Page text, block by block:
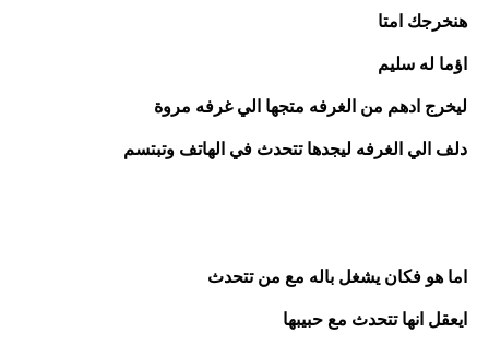
هنخرجك امتا
اؤما له سليم
ليخرج ادهم من الغرفه متجها الي غرفه مروة
دلف الي الغرفه ليجدها تتحدث في الهاتف وتبتسم
اما هو فكان يشغل باله مع من تتحدث
ايعقل انها تتحدث مع حبيبها